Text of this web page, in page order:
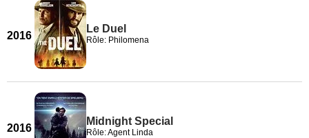
2016
Le Duel
Rôle: Philomena
2016
Midnight Special
Rôle: Agent Linda